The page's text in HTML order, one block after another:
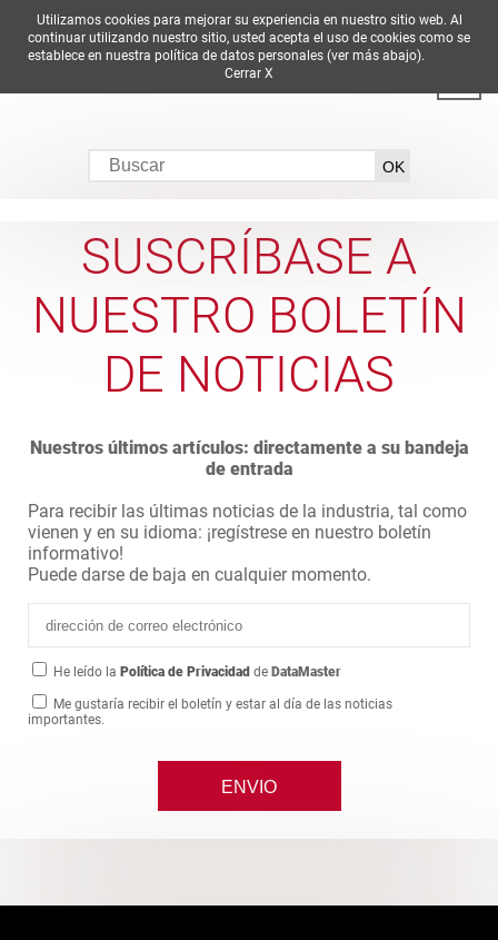
DE EN ES FR
SUSCRÍBASE A
NUESTRO BOLETÍN
DE NOTICIAS
Nuestros últimos artículos: directamente a su bandeja
de entrada
Para recibir las últimas noticias de la industria, tal como
vienen y en su idioma: ¡regístrese en nuestro boletín
informativo!
Puede darse de baja en cualquier momento.
He leído la Política de Privacidad de DataMaster
Me gustaría recibir el boletín y estar al día de las noticias
importantes.
Utilizamos cookies para mejorar su experiencia en nuestro sitio web. Al
continuar utilizando nuestro sitio, usted acepta el uso de cookies como se
establece en nuestra política de datos personales (ver más abajo).
Cerrar X